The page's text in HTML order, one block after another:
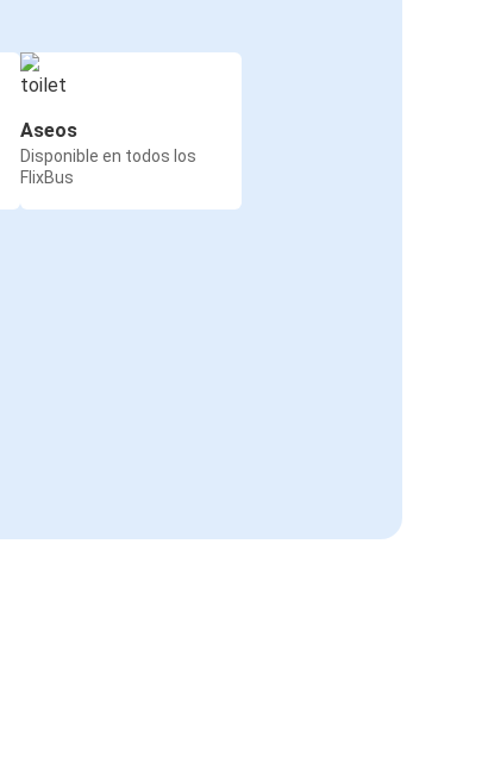
Aseos
Disponible en todos los
FlixBus